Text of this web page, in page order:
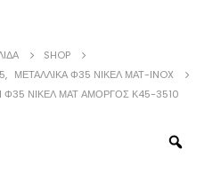
SHOP
, ΜΕΤΑΛΛΙΚΆ Φ35 ΝΊΚΕΛ ΜΆΤ-INOX
Φ35 ΝΊΚΕΛ ΜΑΤ ΑΜΟΡΓΌΣ Κ45-3510